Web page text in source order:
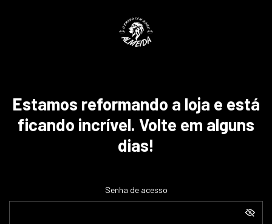
Estamos reformando a loja e está
ficando incrível. Volte em alguns
dias!
Senha de acesso